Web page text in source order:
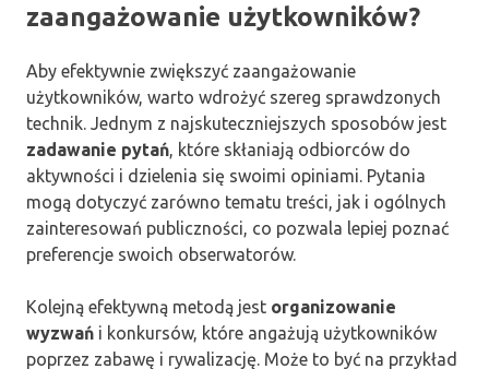
zaangażowanie użytkowników?
Aby efektywnie zwiększyć zaangażowanie
użytkowników, warto wdrożyć szereg sprawdzonych
technik. Jednym z najskuteczniejszych sposobów jest
zadawanie pytań, które skłaniają odbiorców do
aktywności i dzielenia się swoimi opiniami. Pytania
mogą dotyczyć zarówno tematu treści, jak i ogólnych
zainteresowań publiczności, co pozwala lepiej poznać
preferencje swoich obserwatorów.
Kolejną efektywną metodą jest organizowanie
wyzwań i konkursów, które angażują użytkowników
poprzez zabawę i rywalizację. Może to być na przykład